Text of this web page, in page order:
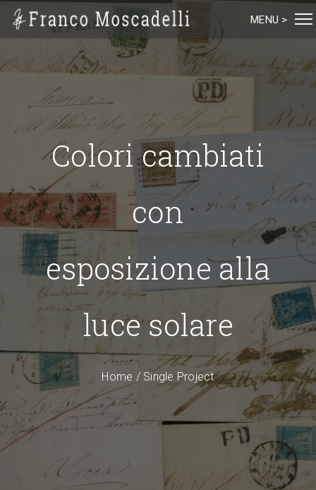
Colori cambiati
con
esposizione alla
luce solare
Home / Single Project
MENU >